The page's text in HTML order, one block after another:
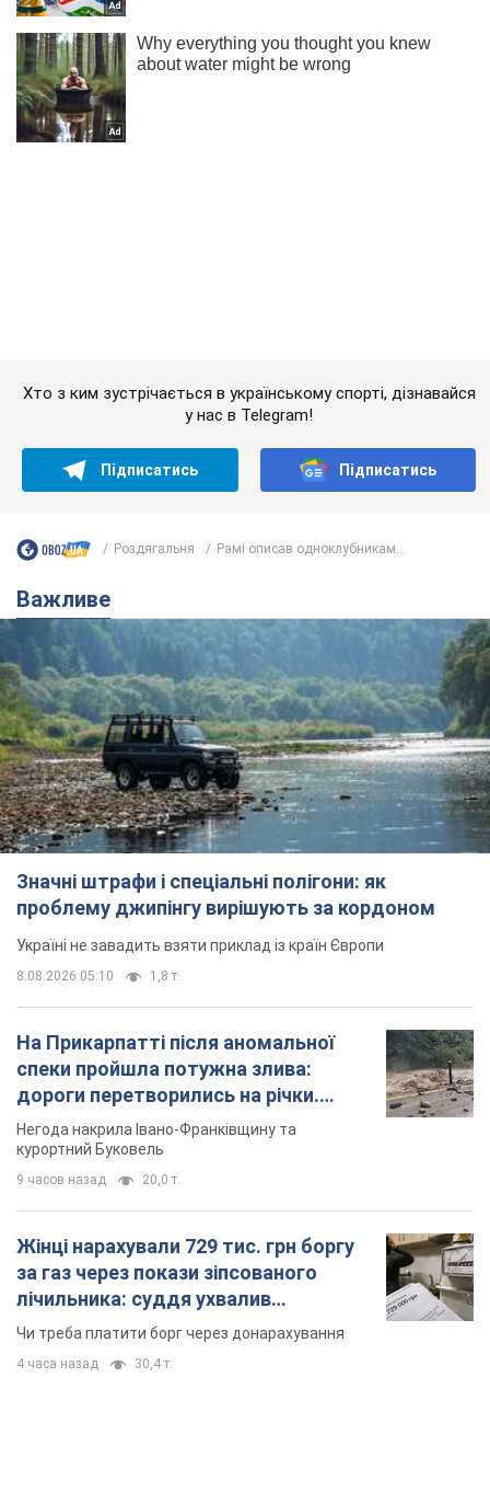
Важливе
Значні штрафи і спеціальні полігони: як
проблему джипінгу вирішують за кордоном
Україні не завадить взяти приклад із країн Європи
8.08.2026 05:10 1,8 т.
На Прикарпатті після аномальної
спеки пройшла потужна злива:
дороги перетворились на річки.
Відео
Негода накрила Івано-Франківщину та
Жінці нарахували 729 тис. грн боргу
за газ через покази зіпсованого
лічильника: суддя ухвалив
неочікуване рішення
4 часа назад 30,4 т.